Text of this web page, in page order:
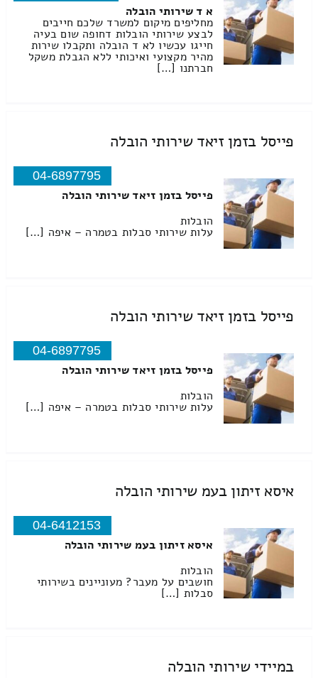
א ד שירותי הובלה
מחליפים מיקום למשרד שלכם חייבים
לבצע שירותי הובלות דחופה שום בעיה
חייגו עכשיו לא ד הובלה ותקבלו שירות
מהיר מקצועי ואיכותי ללא הגבלת משקל
חברתנו […]
פייסל בזמן זיאד שירותי הובלה
04-6897795
פייסל בזמן זיאד שירותי הובלה
הובלות
עלות שירותי סבלות בטמרה – איפה […]
פייסל בזמן זיאד שירותי הובלה
04-6897795
פייסל בזמן זיאד שירותי הובלה
הובלות
עלות שירותי סבלות בטמרה – איפה […]
איסא זיתון בעמ שירותי הובלה
04-6412153
איסא זיתון בעמ שירותי הובלה
הובלות
חושבים על מעבר? מעוניינים בשירותי
סבלות […]
במיידי שירותי הובלה